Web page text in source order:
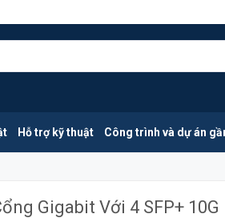
Hỗ trợ kỹ thuật Công trình và dự án
Gigabit Với 4 SFP+ 10G
MUA NGAY